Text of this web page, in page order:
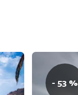
- 53 %